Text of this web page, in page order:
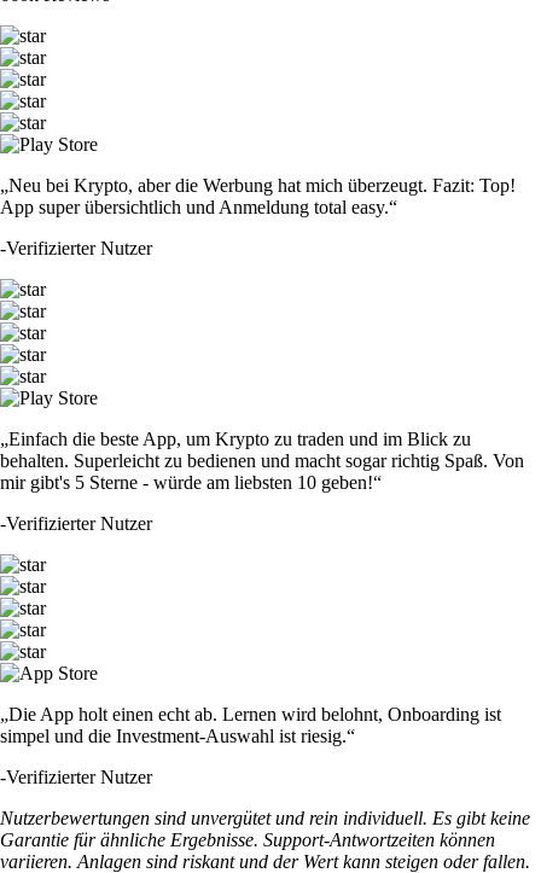
„Neu bei Krypto, aber die Werbung hat mich überzeugt. Fazit: Top!
App super übersichtlich und Anmeldung total easy.“
-Verifizierter Nutzer
„Einfach die beste App, um Krypto zu traden und im Blick zu
behalten. Superleicht zu bedienen und macht sogar richtig Spaß. Von
mir gibt's 5 Sterne - würde am liebsten 10 geben!“
-Verifizierter Nutzer
„Die App holt einen echt ab. Lernen wird belohnt, Onboarding ist
simpel und die Investment-Auswahl ist riesig.“
-Verifizierter Nutzer
Nutzerbewertungen sind unvergütet und rein individuell. Es gibt keine
Garantie für ähnliche Ergebnisse. Support-Antwortzeiten können
variieren. Anlagen sind riskant und der Wert kann steigen oder fallen.